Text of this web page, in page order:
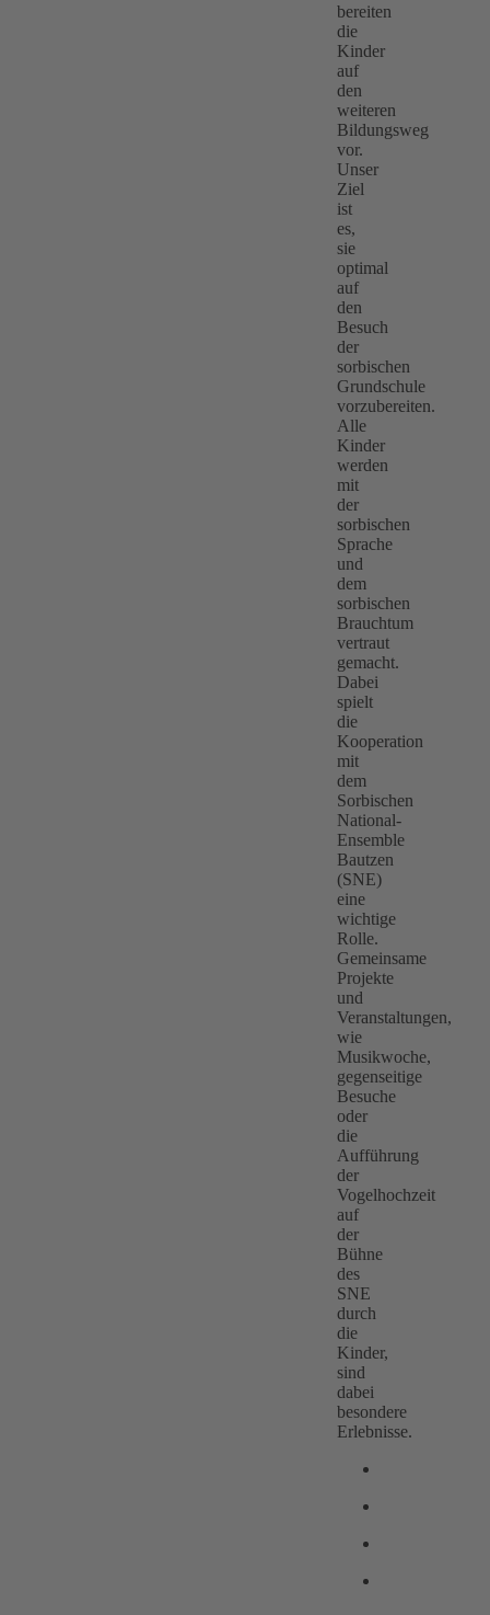
bereiten
die
Kinder
auf
den
weiteren
Bildungsweg
vor.
Unser
Ziel
ist
es,
sie
optimal
auf
den
Besuch
der
sorbischen
Grundschule
vorzubereiten.
Alle
Kinder
werden
mit
der
sorbischen
Sprache
und
dem
sorbischen
Brauchtum
vertraut
gemacht.
Dabei
spielt
die
Kooperation
mit
dem
Sorbischen
National-
Ensemble
Bautzen
(SNE)
eine
wichtige
Rolle.
Gemeinsame
Projekte
und
Veranstaltungen,
wie
Musikwoche,
gegenseitige
Besuche
oder
die
Aufführung
der
Vogelhochzeit
auf
der
Bühne
des
SNE
durch
die
Kinder,
sind
dabei
besondere
Erlebnisse.